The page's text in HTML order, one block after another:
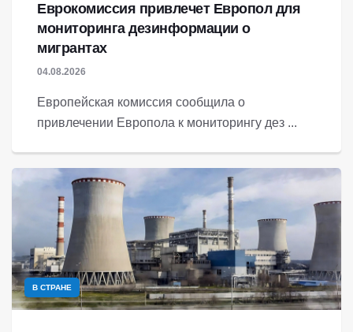
Еврокомиссия привлечет Европол для
мониторинга дезинформации о
мигрантах
04.08.2026
Европейская комиссия сообщила о
привлечении Европола к мониторингу дез ...
В СТРАНЕ